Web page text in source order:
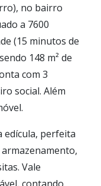
no bairro
a 7600
(15 minutos de
148 m² de
com 3
social. Além
edícula, perfeita
Vale